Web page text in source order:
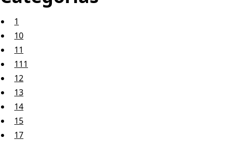
1
10
11
111
12
13
14
15
17